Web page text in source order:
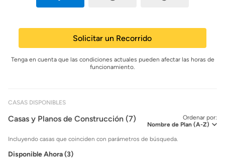
Solicitar un Recorrido
Tenga en cuenta que las condiciones actuales pueden afectar las horas de
funcionamiento.
CASAS DISPONIBLES
Ordenar por:
Casas y Planos de Construcción (7)
Incluyendo casas que coinciden con parámetros de búsqueda.
Disponible Ahora (3)